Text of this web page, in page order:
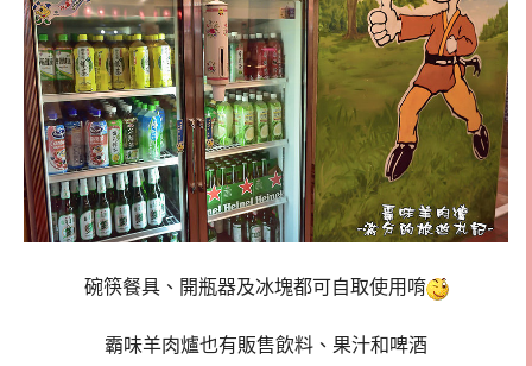
碗筷餐具、開瓶器及冰塊都可自取使用唷
霸味羊肉爐也有販售飲料、果汁和啤酒